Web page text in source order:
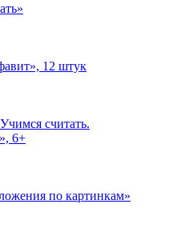
12 штук
считать.
6+
по картинкам»